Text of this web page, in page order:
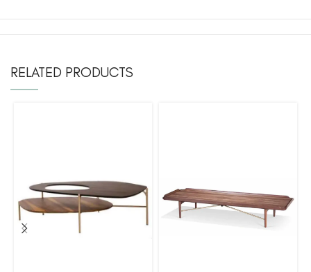
RELATED PRODUCTS